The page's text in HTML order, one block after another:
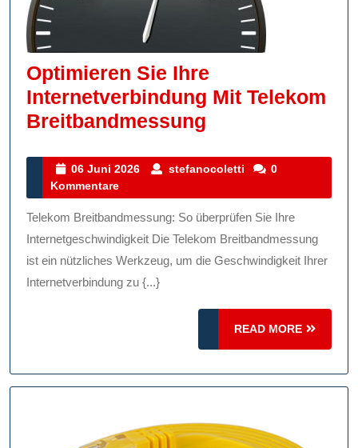
Optimieren Sie Ihre
Internetverbindung Mit Telekom
Breitbandmessung
Ihre
Mit
Telekom
06 Juni 2026
06
2026
stefanocoletti stefanocoletti
0
Kommentare
Telekom Breitbandmessung: So überprüfen Sie Ihre
Internetgeschwindigkeit Die Telekom Breitbandmessung
ist ein nützliches Werkzeug, um die Geschwindigkeit Ihrer
Internetverbindung zu {...}
READ MORE
READ
MORE